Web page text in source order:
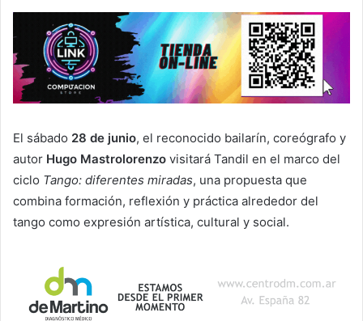
El sábado 28 de junio, el reconocido bailarín, coreógrafo y
autor Hugo Mastrolorenzo visitará Tandil en el marco del
ciclo Tango: diferentes miradas, una propuesta que
combina formación, reflexión y práctica alrededor del
tango como expresión artística, cultural y social.